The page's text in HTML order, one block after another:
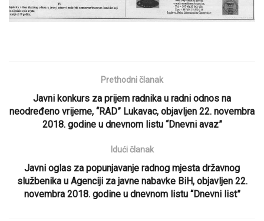
Prethodni članak
Javni konkurs za prijem radnika u radni odnos na
neodređeno vrijeme, “RAD” Lukavac, objavljen 22. novembra
2018. godine u dnevnom listu “Dnevni avaz”
Idući članak
Javni oglas za popunjavanje radnog mjesta državnog
službenika u Agenciji za javne nabavke BiH, objavljen 22.
novembra 2018. godine u dnevnom listu “Dnevni list”